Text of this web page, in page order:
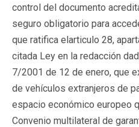
control del documento
seguro obligatorio para
que ratifica elarticulo 28,
citada Ley en la redacción
7/2001 de 12 de enero, que
de vehículos extranjeros de
espacio económico europeo
Convenio multilateral de